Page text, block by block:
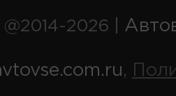
2026 |
,